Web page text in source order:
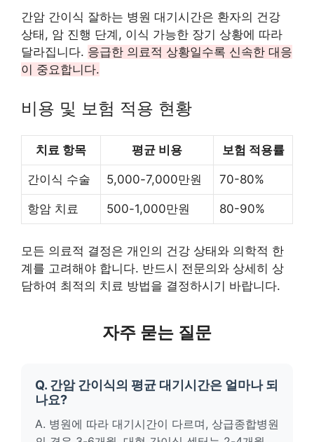
간암 간이식 잘하는 병원 대기시간은 환자의 건강
상태, 암 진행 단계, 이식 가능한 장기 상황에 따라
달라집니다. 응급한 의료적 상황일수록 신속한 대응
이 중요합니다.
비용 및 보험 적용 현황
치료 항목 평균 비용 보험 적용률
간이식 수술 5,000-7,000만원 70-80%
항암 치료 500-1,000만원 80-90%
모든 의료적 결정은 개인의 건강 상태와 의학적 한
계를 고려해야 합니다. 반드시 전문의와 상세히 상
담하여 최적의 치료 방법을 결정하시기 바랍니다.
자주 묻는 질문
Q. 간암 간이식의 평균 대기시간은 얼마나 되
나요?
A. 병원에 따라 대기시간이 다르며, 상급종합병원